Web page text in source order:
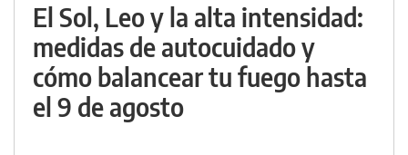
El Sol, Leo y la alta intensidad:
medidas de autocuidado y
cómo balancear tu fuego hasta
el 9 de agosto